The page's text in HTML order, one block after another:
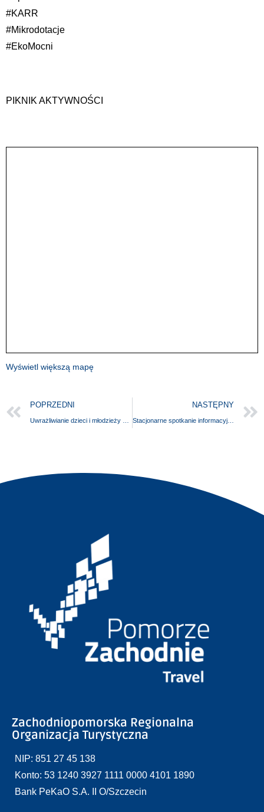
#KARR
#Mikrodotacje
#EkoMocni
PIKNIK AKTYWNOŚCI
Wyświetl większą mapę
POPRZEDNI NASTĘPNY
Stacjonarne spotkanie informacyjne „Fundusze europejskie na rozwój firmy”
Zachodniopomorska Regionalna
Organizacja Turystyczna
NIP: 851 27 45 138
Konto: 53 1240 3927 1111 0000 4101 1890
Bank PeKaO S.A. II O/Szczecin